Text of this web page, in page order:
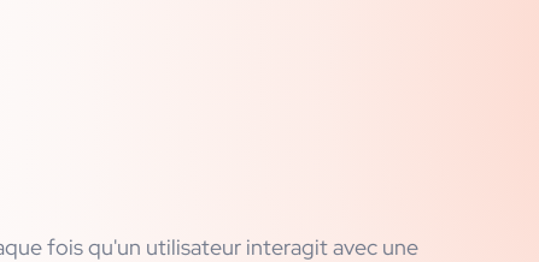
fois qu'un utilisateur interagit avec une